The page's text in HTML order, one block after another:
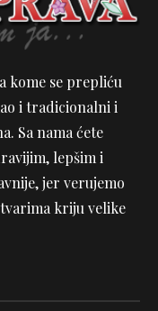
kome se prepliću
i tradicionalni i
Sa nama ćete
lepšim i
jer verujemo
kriju velike